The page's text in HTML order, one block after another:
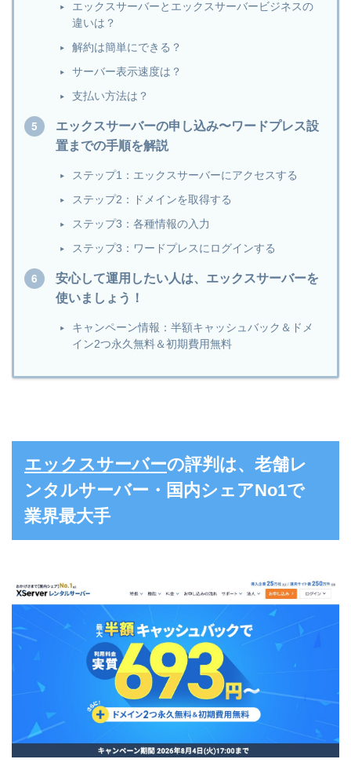
エックスサーバーとエックスサーバービジネスの
違いは？
解約は簡単にできる？
サーバー表示速度は？
支払い方法は？
エックスサーバーの申し込み〜ワードプレス設
置までの手順を解説
ステップ1：エックスサーバーにアクセスする
ステップ2：ドメインを取得する
ステップ3：各種情報の入力
ステップ3：ワードプレスにログインする
安心して運用したい人は、エックスサーバーを
使いましょう！
キャンペーン情報：半額キャッシュバック＆ドメ
イン2つ永久無料＆初期費用無料
エックスサーバーの評判は、老舗レ
ンタルサーバー・国内シェアNo1で
業界最大手